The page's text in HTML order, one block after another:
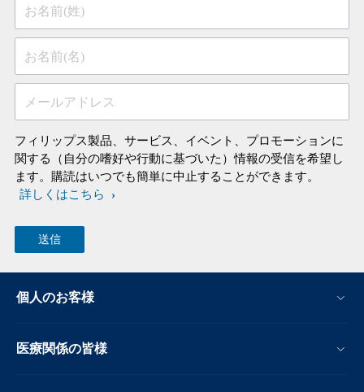
お名前(姓)
お名前(名)
メールアドレス
フィリップス製品、サービス、イベント、プロモーションに
関する（自分の嗜好や行動に基づいた）情報の受信を希望し
ます。購読はいつでも簡単に中止することができます。
詳しくはこちら
個人のお客様
医療関係の皆様